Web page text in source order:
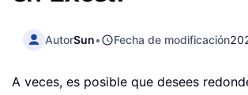
AutorSun• Fecha de modificación
A veces, es posible que desees